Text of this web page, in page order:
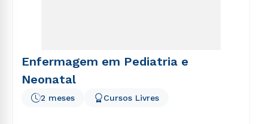
Enfermagem em Pediatria e
Neonatal
2 meses Cursos Livres